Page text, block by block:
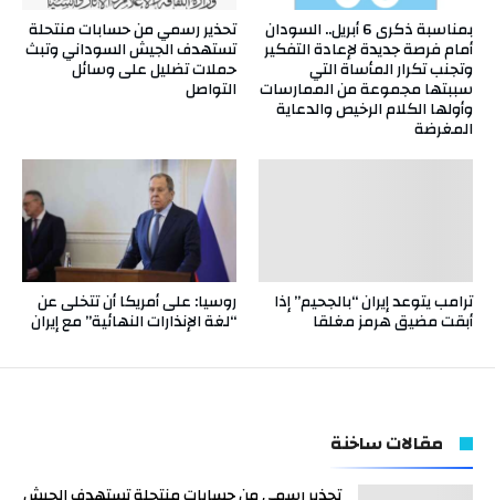
تحذير رسمي من حسابات منتحلة
تستهدف الجيش السوداني وتبث
حملات تضليل على وسائل
التواصل
بمناسبة ذكرى 6 أبريل.. السودان
أمام فرصة جديدة لإعادة التفكير
وتجنب تكرار المأساة التي
سببتها مجموعة من الممارسات
وأولها الكلام الرخيص والدعاية
المغرضة
روسيا: على أمريكا أن تتخلى عن
“لغة الإنذارات النهائية” مع إيران
ترامب يتوعد إيران “بالجحيم” إذا
أبقت مضيق هرمز مغلقا
مقالات ساخنة